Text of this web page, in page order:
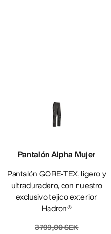
Pantalón Alpha Mujer
Pantalón GORE-TEX, ligero y
ultraduradero, con nuestro
exclusivo tejido exterior
Hadron®
3799,00 SEK